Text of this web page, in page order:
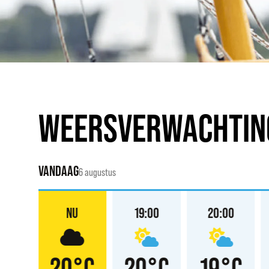
VANDAAG6 augustus
NU 19:00 20:00